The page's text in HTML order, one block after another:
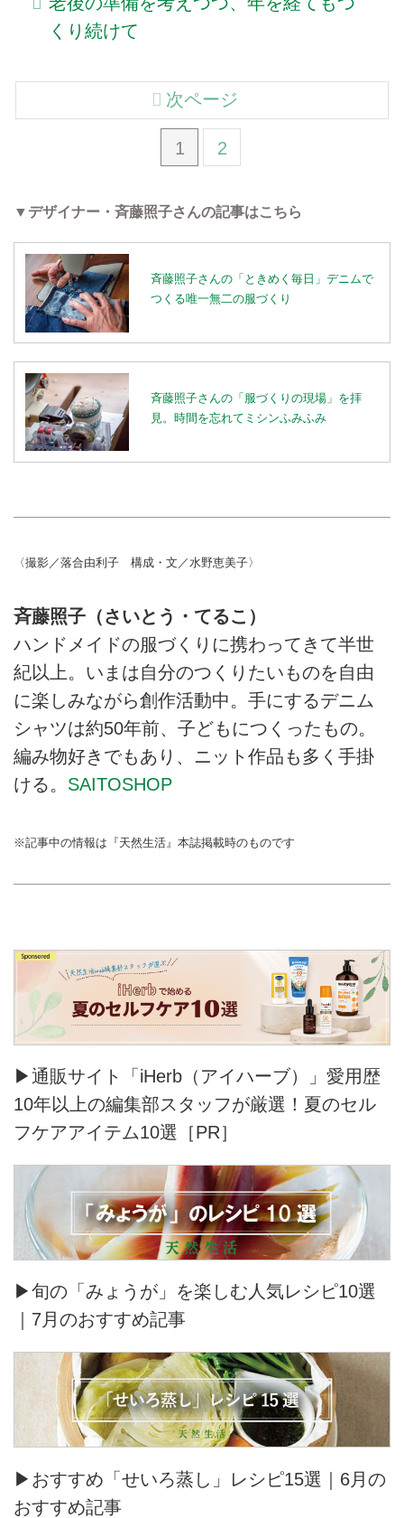
くり続けて
1 2
次ページ
▼デザイナー・斉藤照子さんの記事はこちら
斉藤照子さんの「ときめく毎日」デニムで
つくる唯一無二の服づくり
斉藤照子さんの「服づくりの現場」を拝
見。時間を忘れてミシンふみふみ
〈撮影／落合由利子 構成・文／水野恵美子〉
斉藤照子（さいとう・てるこ）
ハンドメイドの服づくりに携わってきて半世
紀以上。いまは自分のつくりたいものを自由
に楽しみながら創作活動中。手にするデニム
シャツは約50年前、子どもにつくったもの。
編み物好きでもあり、ニット作品も多く手掛
ける。 SAITOSHOP
※記事中の情報は『天然生活』本誌掲載時のものです
▶通販サイト「iHerb（アイハーブ）」愛用歴
10年以上の編集部スタッフが厳選！夏のセル
フケアアイテム10選［PR］
▶旬の「みょうが」を楽しむ人気レシピ10選
｜7月のおすすめ記事
▶おすすめ「せいろ蒸し」レシピ15選｜6月の
おすすめ記事